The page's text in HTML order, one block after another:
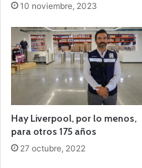
10 noviembre, 2023
Hay Liverpool, por lo menos,
para otros 175 años
27 octubre, 2022